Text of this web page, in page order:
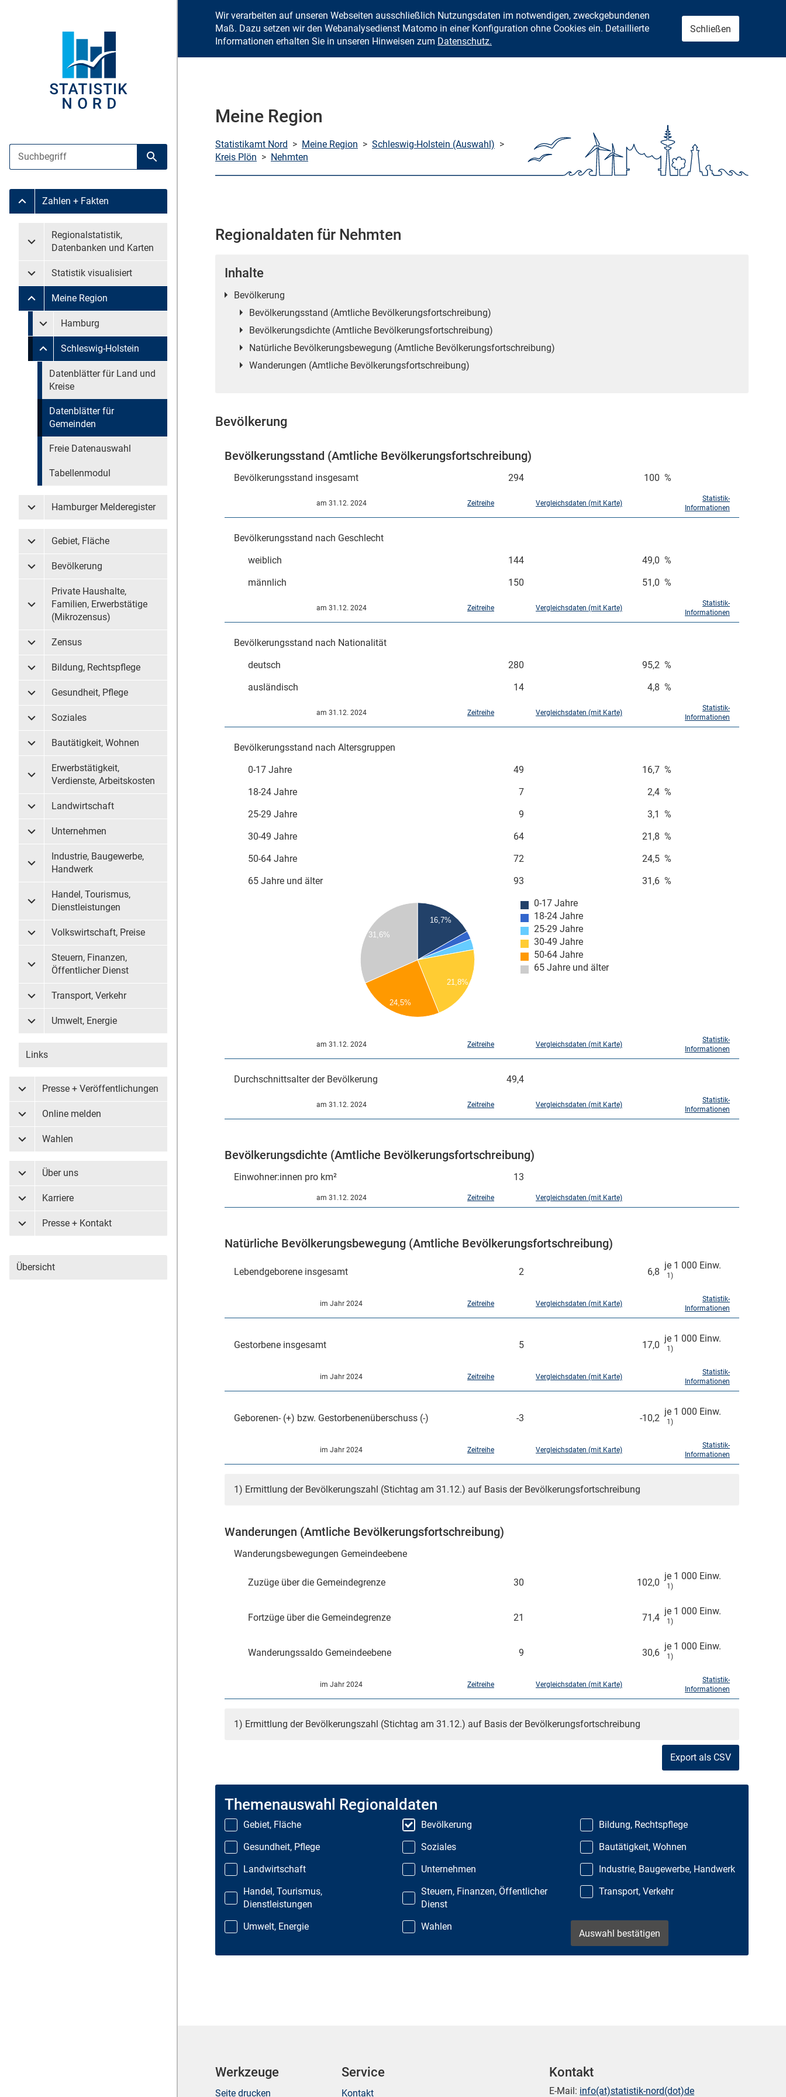
Zum Inhalt springen
Suche
Suche starten
Untermenü Zahlen + Fakten
Zahlen + Fakten
Untermenü überspringen
Untermenü Regionalstatistik, Datenbanken und Karten
Regionalstatistik,
Datenbanken und Karten
Untermenü Statistik visualisiert
Statistik visualisiert
Untermenü Meine Region
Meine Region
Untermenü überspringen
Untermenü Meine Region Hamburg
Hamburg
Untermenü Meine Region Schleswig-Holstein
Schleswig-Holstein
Untermenü überspringen
Datenblätter für Land und
Kreise
Datenblätter für
Gemeinden
Freie Datenauswahl
Tabellenmodul
Untermenü Hamburger Melderegister
Hamburger Melderegister
Untermenü Gebiet, Fläche
Gebiet, Fläche
Untermenü Bevölkerung
Bevölkerung
Untermenü Private Haushalte, Familien, Erwerbstätige (Mikrozensus)
Private Haushalte,
Familien, Erwerbstätige
(Mikrozensus)
Untermenü Zensus
Zensus
Untermenü Bildung, Rechtspflege
Bildung, Rechtspflege
Untermenü Gesundheit, Pflege
Gesundheit, Pflege
Untermenü Soziales
Soziales
Untermenü Bautätigkeit, Wohnen
Bautätigkeit, Wohnen
Untermenü Erwerbstätigkeit, Verdienste, Arbeitskosten
Erwerbstätigkeit,
Verdienste, Arbeitskosten
Untermenü Landwirtschaft
Landwirtschaft
Untermenü Unternehmen
Unternehmen
Untermenü Industrie, Baugewerbe, Handwerk
Industrie, Baugewerbe,
Handwerk
Untermenü Handel, Tourismus, Dienstleistungen
Handel, Tourismus,
Dienstleistungen
Untermenü Volkswirtschaft, Preise
Volkswirtschaft, Preise
Untermenü Steuern, Finanzen, Öffentlicher Dienst
Steuern, Finanzen,
Öffentlicher Dienst
Untermenü Transport, Verkehr
Transport, Verkehr
Untermenü Umwelt, Energie
Umwelt, Energie
Links
Untermenü Presse + Veröffentlichungen
Presse + Veröffentlichungen
Untermenü Online melden
Online melden
Untermenü Wahlen
Wahlen
Untermenü Über uns
Über uns
Untermenü Karriere
Karriere
Untermenü Presse + Kontakt
Presse + Kontakt
Übersicht
Wir verarbeiten auf unseren Webseiten ausschließlich Nutzungsdaten im notwendigen, zweckgebundenen
Maß. Dazu setzen wir den Webanalysedienst Matomo in einer Konfiguration ohne Cookies ein. Detaillierte
Informationen erhalten Sie in unseren Hinweisen zum Datenschutz.
Schließen
Meine Region
Statistikamt Nord > Meine Region > Schleswig-Holstein (Auswahl) >
Kreis Plön > Nehmten
Regionaldaten für Nehmten
Inhalte
Bevölkerung
Bevölkerungsstand (Amtliche Bevölkerungsfortschreibung)
Bevölkerungsdichte (Amtliche Bevölkerungsfortschreibung)
Natürliche Bevölkerungsbewegung (Amtliche Bevölkerungsfortschreibung)
Wanderungen (Amtliche Bevölkerungsfortschreibung)
Bevölkerung
Bevölkerungsstand (Amtliche Bevölkerungsfortschreibung)
Bevölkerungsstand insgesamt 294 100 %
am 31.12. 2024 Zeitreihe Vergleichsdaten (mit Karte)
Statistik-
Informationen
Bevölkerungsstand nach Geschlecht
weiblich
144 49,0 %
männlich
150 51,0 %
am 31.12. 2024 Zeitreihe Vergleichsdaten (mit Karte)
Statistik-
Informationen
Bevölkerungsstand nach Nationalität
deutsch
280 95,2 %
ausländisch
14 4,8 %
am 31.12. 2024 Zeitreihe Vergleichsdaten (mit Karte)
Statistik-
Informationen
Bevölkerungsstand nach Altersgruppen
0-17 Jahre
49 16,7 %
18-24 Jahre
7 2,4 %
25-29 Jahre
9 3,1 %
30-49 Jahre
64 21,8 %
50-64 Jahre
72 24,5 %
65 Jahre und älter
93 31,6 %
0-17 Jahre
18-24 Jahre
25-29 Jahre
30-49 Jahre
50-64 Jahre
65 Jahre und älter
16,7%
21,8%
24,5%
31,6%
am 31.12. 2024 Zeitreihe Vergleichsdaten (mit Karte)
Statistik-
Informationen
Durchschnittsalter der Bevölkerung 49,4
am 31.12. 2024 Zeitreihe Vergleichsdaten (mit Karte)
Statistik-
Informationen
Bevölkerungsdichte (Amtliche Bevölkerungsfortschreibung)
Einwohner:innen pro km² 13
am 31.12. 2024 Zeitreihe Vergleichsdaten (mit Karte)
Natürliche Bevölkerungsbewegung (Amtliche Bevölkerungsfortschreibung)
Lebendgeborene insgesamt 2 6,8
je 1 000 Einw.
1)
im Jahr 2024 Zeitreihe Vergleichsdaten (mit Karte)
Statistik-
Informationen
Gestorbene insgesamt 5 17,0
je 1 000 Einw.
1)
im Jahr 2024 Zeitreihe Vergleichsdaten (mit Karte)
Statistik-
Informationen
Geborenen- (+) bzw. Gestorbenenüberschuss (-) -3 -10,2
je 1 000 Einw.
1)
im Jahr 2024 Zeitreihe Vergleichsdaten (mit Karte)
Statistik-
Informationen
1) Ermittlung der Bevölkerungszahl (Stichtag am 31.12.) auf Basis der Bevölkerungsfortschreibung
Wanderungen (Amtliche Bevölkerungsfortschreibung)
Wanderungsbewegungen Gemeindeebene
Zuzüge über die Gemeindegrenze 30 102,0
je 1 000 Einw.
1)
Fortzüge über die Gemeindegrenze 21 71,4
je 1 000 Einw.
1)
Wanderungssaldo Gemeindeebene 9 30,6
je 1 000 Einw.
1)
im Jahr 2024 Zeitreihe Vergleichsdaten (mit Karte)
Statistik-
Informationen
1) Ermittlung der Bevölkerungszahl (Stichtag am 31.12.) auf Basis der Bevölkerungsfortschreibung
Export als CSV
Themenauswahl Regionaldaten
Gebiet, Fläche Bevölkerung
Bildung, Rechtspflege
Gesundheit, Pflege
Soziales
Bautätigkeit, Wohnen
Landwirtschaft
Unternehmen
Industrie, Baugewerbe, Handwerk
Handel, Tourismus,
Dienstleistungen
Steuern, Finanzen, Öffentlicher
Dienst
Transport, Verkehr
Umwelt, Energie Wahlen
Werkzeuge
Seite drucken
Service
Kontakt
Kontakt
E-Mail: info(at)statistik-nord(dot)de